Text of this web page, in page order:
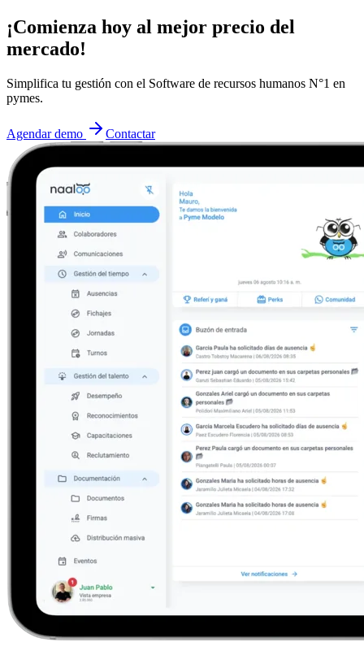
¡Comienza hoy al mejor precio del
mercado!
Simplifica tu gestión con el Software de recursos humanos N°1 en
pymes.
Agendar demo Contactar